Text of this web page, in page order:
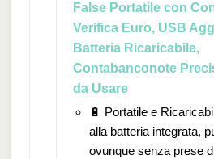
False Portatile con
Verifica Euro, USB
Batteria Ricaricabile,
Contabanconote
da Usare
🔋 Portatile e
alla batteria integrata,
ovunque senza prese